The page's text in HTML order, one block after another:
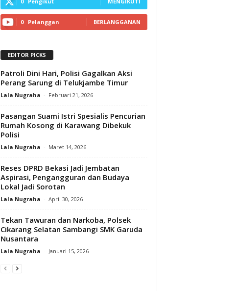
0 Pelanggan BERLANGGANAN
EDITOR PICKS
Patroli Dini Hari, Polisi Gagalkan Aksi
Perang Sarung di Telukjambe Timur
Lala Nugraha - Februari 21, 2026
Pasangan Suami Istri Spesialis Pencurian
Rumah Kosong di Karawang Dibekuk
Polisi
Lala Nugraha - Maret 14, 2026
Reses DPRD Bekasi Jadi Jembatan
Aspirasi, Pengangguran dan Budaya
Lokal Jadi Sorotan
Lala Nugraha - April 30, 2026
Tekan Tawuran dan Narkoba, Polsek
Cikarang Selatan Sambangi SMK Garuda
Nusantara
Lala Nugraha - Januari 15, 2026